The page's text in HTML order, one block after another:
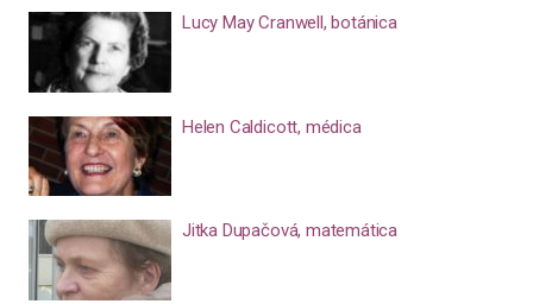
Lucy May Cranwell, botánica
Helen Caldicott, médica
Jitka Dupačová, matemática